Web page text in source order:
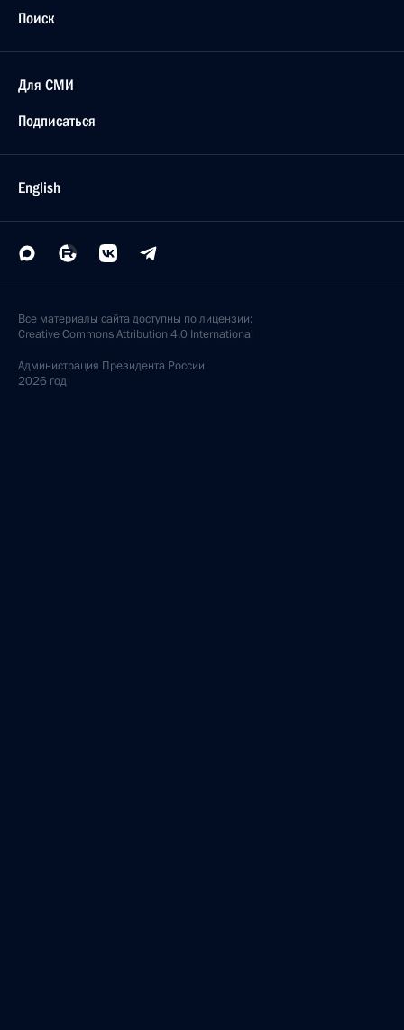
Поиск
Для СМИ
Подписаться
English
Все материалы сайта доступны по лицензии:
Creative Commons Attribution 4.0 International
Администрация Президента России
2026 год